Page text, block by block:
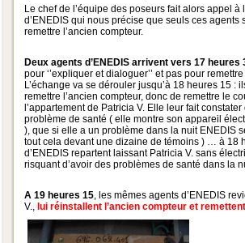
Le chef de l’équipe des poseurs fait alors appel à
d’ENEDIS qui nous précise que seuls ces agents
remettre l’ancien compteur.
Deux agents d’ENEDIS arrivent vers 17 heures
pour ‘’expliquer et dialoguer’’ et pas pour
L’échange va se dérouler jusqu’à 18 heures 15 :
remettre l’ancien compteur, donc de remettre le
l’appartement de Patricia V. Elle leur fait constater
problème de santé ( elle montre son appareil
), que si elle a un problème dans la nuit ENEDIS
tout cela devant une dizaine de témoins ) … à 18
d’ENEDIS repartent laissant Patricia V. sans
risquant d’avoir des problèmes de santé dans la
A 19 heures 15 , les mêmes agents d’ENEDIS
V.,lui réinstallent l’ancien compteur et